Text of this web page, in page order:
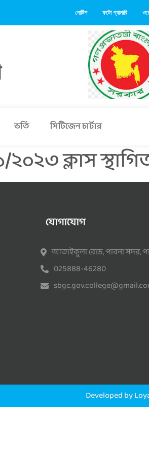
নোটিশ ফটো গ্যালারি
ভর্তি সিটিজেন চার্টার
ক্লাস স্থাগিত
যোগাযোগ
আতাইকুলা রোড, পাবনা সদর,
025888-46280
Developed by